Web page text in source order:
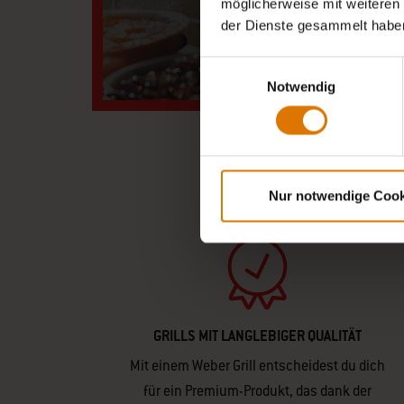
möglicherweise mit
der Dienste gesammelt
Notwendig
Nur notwendige
GRILLS MIT LANGLEBIGER QUALITÄT
Mit einem Weber Grill entscheidest du dich
für ein Premium-Produkt, das dank der